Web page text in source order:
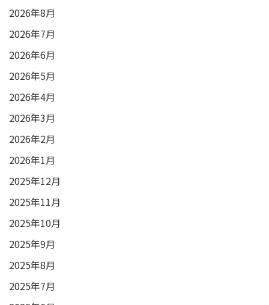
2026年8月
2026年7月
2026年6月
2026年5月
2026年4月
2026年3月
2026年2月
2026年1月
2025年12月
2025年11月
2025年10月
2025年9月
2025年8月
2025年7月